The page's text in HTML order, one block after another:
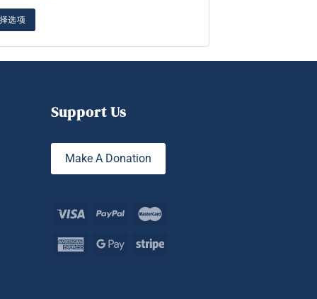
选项
Support Us
Make A Donation